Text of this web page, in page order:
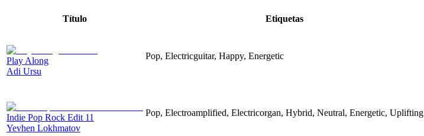
Título Etiquetas
Play Along
Adi Ursu
Pop, Electricguitar, Happy, Energetic
Indie Pop Rock Edit 11
Yevhen Lokhmatov
Pop, Electroamplified, Electricorgan, Hybrid, Neutral, Energetic, Uplifting